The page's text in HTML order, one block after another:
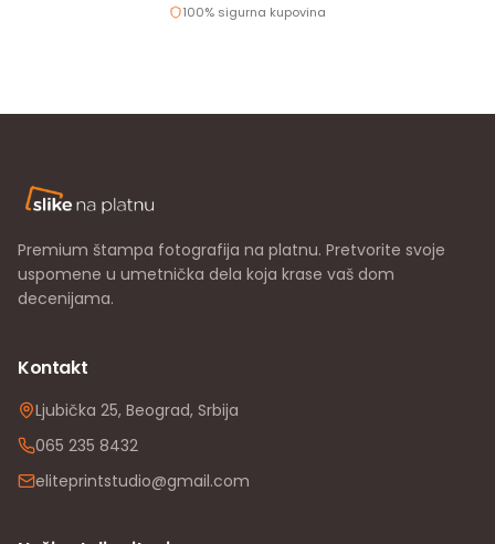
100% sigurna kupovina
Premium štampa fotografija na platnu. Pretvorite svoje
uspomene u umetnička dela koja krase vaš dom
decenijama.
Kontakt
Ljubička 25, Beograd, Srbija
065 235 8432
eliteprintstudio@gmail.com